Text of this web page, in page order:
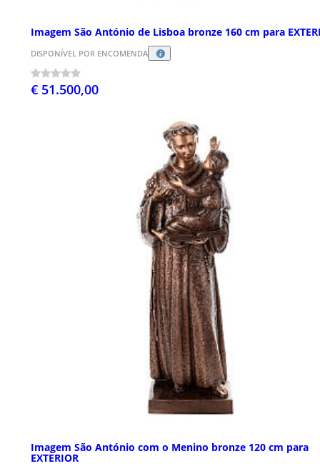
Imagem São António de Lisboa bronze 160 cm para
DISPONÍVEL POR ENCOMENDA
€ 51.500,00
Imagem São António com o Menino bronze 120 cm para
EXTERIOR